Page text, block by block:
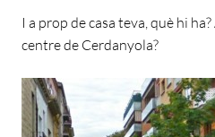
I a prop de casa teva, què hi
centre de Cerdanyola?